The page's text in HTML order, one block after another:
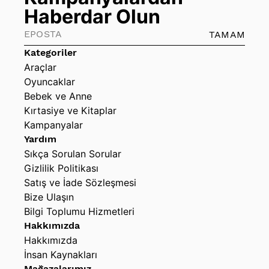
Kategoriler
Araçlar
Oyuncaklar
Bebek ve Anne
Kırtasiye ve Kitaplar
Kampanyalar
Yardım
Sıkça Sorulan Sorular
Gizlilik Politikası
Satış ve İade Sözleşmesi
Bize Ulaşın
Bilgi Toplumu Hizmetleri
Hakkımızda
Hakkımızda
İnsan Kaynakları
Haberdar Olun
TAMAM